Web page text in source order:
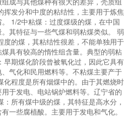
挥发分和中度的粘结性，主要用于炼焦
1/2中粘煤：过度煤级的煤，在中国
其特征与一些气煤和弱粘煤类似。 弱
度的煤，其粘结性很差，不能单独用于
具有较高的惰性组含量。典型的弱粘
早期煤化阶段曾被氧化过，因此它具有
气化和民用燃料等。不粘煤主要产于
化程度是所有烟煤中的。由于其燃烧时
于发电、电站锅炉燃料等。辽宁省的
所有煤中级的煤，其特征是高水分，
一些腐植酸。主要用于发电和气化。